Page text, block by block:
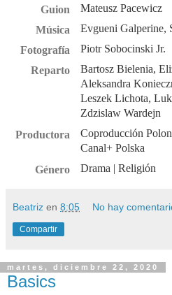
Guion
Mateusz Pacewicz
Música
Evgueni Galperine,
Fotografía
Piotr Sobocinski Jr.
Reparto
Bartosz Bielenia,
Aleksandra
Leszek Lichota,
Zdzislaw Wardejn
Productora
Coproducción
Canal+ Polska
Género
Drama | Religión
Beatriz en 8:05 No hay
Compartir
martes, diciembre 22, 2020
Basics